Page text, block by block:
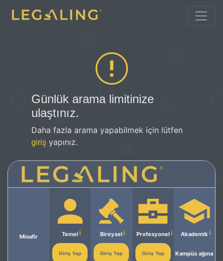
Günlük arama limitinize
ulaştınız.
Daha fazla arama yapabilmek için lütfen
giriş yapınız.
Misafir Temel
Giriş Yap
Bireysel
Giriş Yap
Profesyonel
Giriş Yap
Akademik
Kampüs ağına